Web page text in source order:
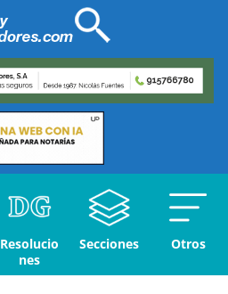
Resolucio
nes
Secciones Otros